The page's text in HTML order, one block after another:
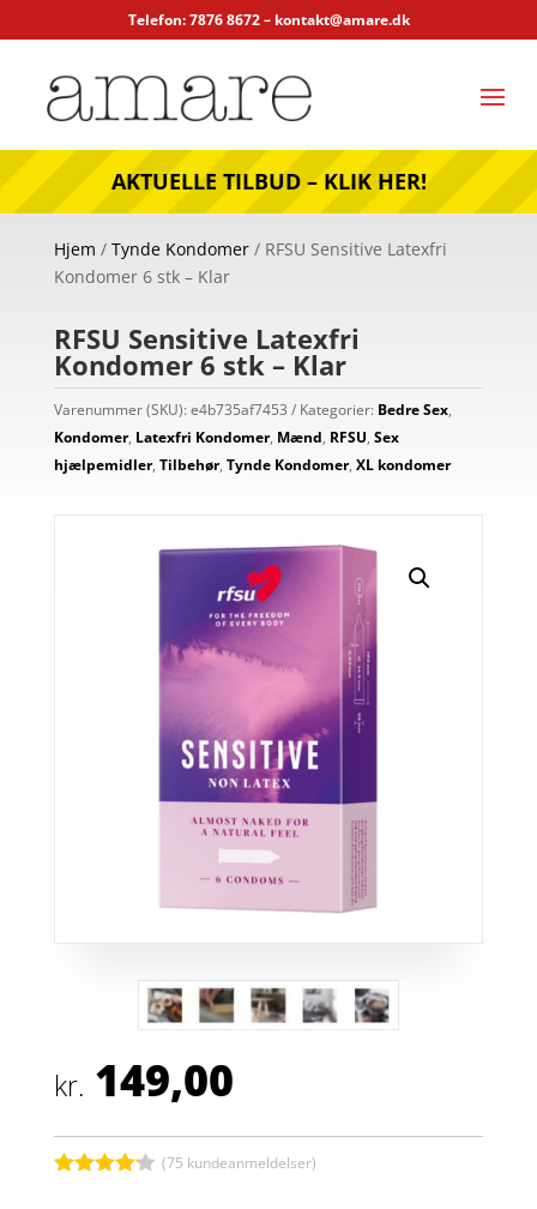
Telefon: 7876 8672 – kontakt@amare.dk
AKTUELLE TILBUD – KLIK HER!
Hjem / Tynde Kondomer/ RFSU Sensitive Latexfri
Kondomer 6 stk – Klar
RFSU Sensitive Latexfri
Kondomer 6 stk – Klar
Varenummer (SKU):e4b735af7453 Kategorier: Bedre Sex,
Kondomer, Latexfri Kondomer, Mænd, RFSU, Sex
hjælpemidler, Tilbehør, Tynde Kondomer, XL kondomer
kr. 149,00
(75 kundeanmeldelser)